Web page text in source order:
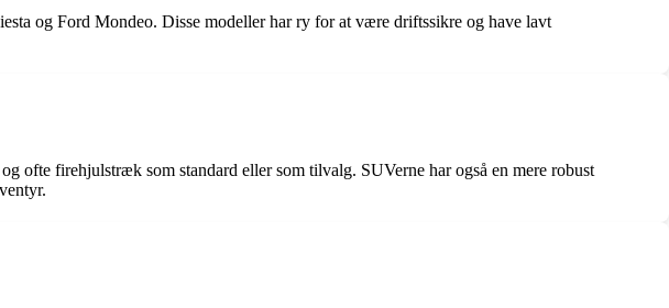
og Ford Mondeo. Disse modeller har ry for at være driftssikre og have lavt
ofte firehjulstræk som standard eller som tilvalg. SUVerne har også en mere robust